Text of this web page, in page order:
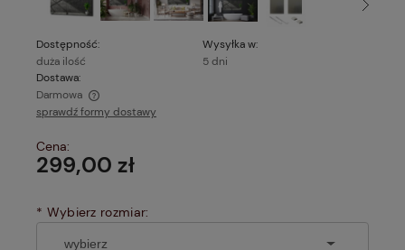
Dostępność:
duża ilość
Wysyłka w:
5 dni
Dostawa:
Darmowa
Cena nie zawiera ewentualnych kosztów płatności
sprawdź formy dostawy
Cena:
299,00 zł
* Wybierz rozmiar: